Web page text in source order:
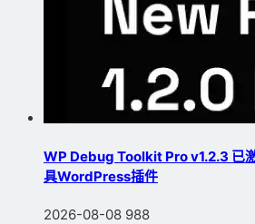
WP Debug Toolkit Pro v1.2.3 已
具WordPress插件
2026-08-08 988